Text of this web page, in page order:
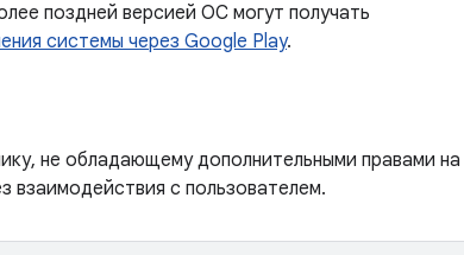
поздней версией ОС могут получать
системы через Google Play.
не обладающему дополнительными правами на
взаимодействия с пользователем.